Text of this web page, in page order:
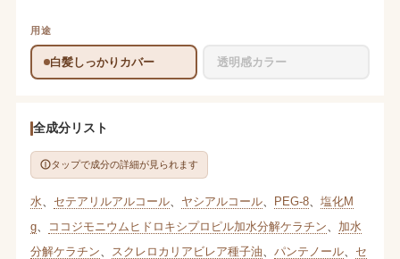
用途
白髪しっかりカバー 透明感カラー
全成分リスト
タップで成分の詳細が見られます
水 セテアリルアルコール、 ヤシアルコール、 PEG-8、 塩化M
g、 ココジモニウムヒドロキシプロピル加水分解ケラチン
加水
分解ケラチン
スクレロカリアビレア種子油 パンテノール、 セ